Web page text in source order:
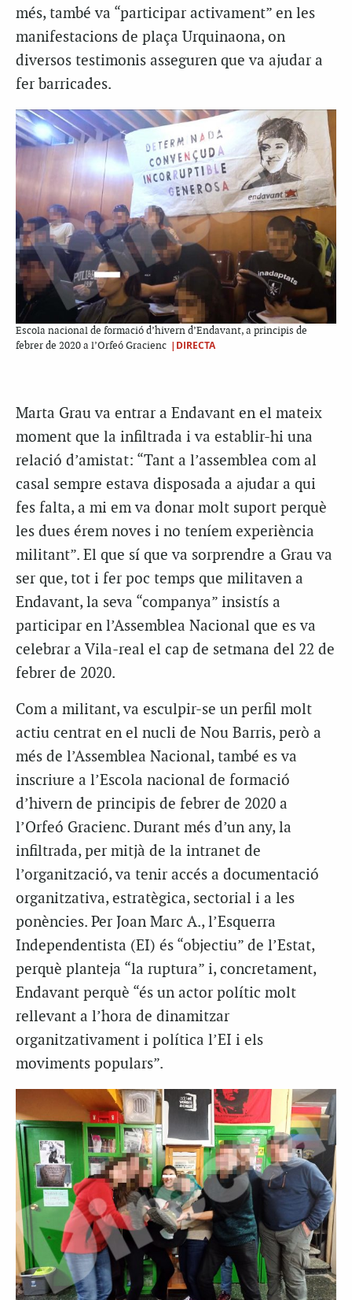
més, també va “participar activament” en les
manifestacions de plaça Urquinaona, on
diversos testimonis asseguren que va ajudar a
fer barricades.
Escola nacional de formació d’hivern d’Endavant, a principis de
febrer de 2020 a l’Orfeó Gracienc |DIRECTA
Marta Grau va entrar a Endavant en el mateix
moment que la infiltrada i va establir-hi una
relació d’amistat: “Tant a l’assemblea com al
casal sempre estava disposada a ajudar a qui
fes falta, a mi em va donar molt suport perquè
les dues érem noves i no teníem experiència
militant”. El que sí que va sorprendre a Grau va
ser que, tot i fer poc temps que militaven a
Endavant, la seva “companya” insistís a
participar en l’Assemblea Nacional que es va
celebrar a Vila-real el cap de setmana del 22 de
febrer de 2020.
Com a militant, va esculpir-se un perfil molt
actiu centrat en el nucli de Nou Barris, però a
més de l’Assemblea Nacional, també es va
inscriure a l’Escola nacional de formació
d’hivern de principis de febrer de 2020 a
l’Orfeó Gracienc. Durant més d’un any, la
infiltrada, per mitjà de la intranet de
l’organització, va tenir accés a documentació
organitzativa, estratègica, sectorial i a les
ponències. Per Joan Marc A., l’Esquerra
Independentista (EI) és “objectiu” de l’Estat,
perquè planteja “la ruptura” i, concretament,
Endavant perquè “és un actor polític molt
rellevant a l’hora de dinamitzar
organitzativament i política l’EI i els
moviments populars”.